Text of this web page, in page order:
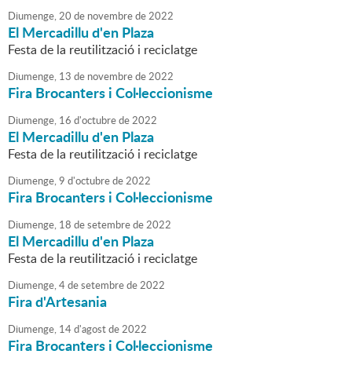
Diumenge,20 de novembrede2022
El Mercadillu d'en Plaza
Festa de la reutilització i reciclatge
Diumenge, 13 de novembrede2022
Fira Brocanters i Col·leccionisme
Diumenge, 16 d'octubrede2022
El Mercadillu d'en Plaza
Festa de la reutilització i reciclatge
Diumenge,9 d'octubrede2022
Fira Brocanters i Col·leccionisme
Diumenge, 18 desetembrede2022
El Mercadillu d'en Plaza
Festa de la reutilització i reciclatge
Diumenge,4desetembrede2022
Fira d'Artesania
Diumenge, 14d'agostde2022
Fira Brocanters i Col·leccionisme